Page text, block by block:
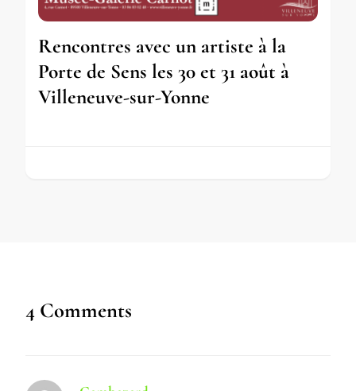
Rencontres avec un artiste à la
Porte de Sens les 30 et 31 août à
Villeneuve-sur-Yonne
4 Comments